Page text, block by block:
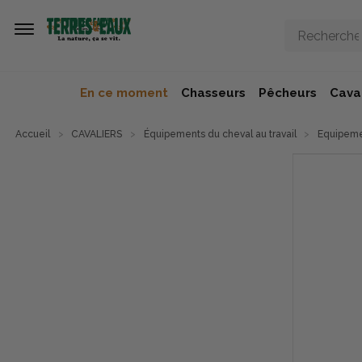
En ce moment Chasseurs Pêcheurs
Accueil CAVALIERS Équipements du cheval au travail